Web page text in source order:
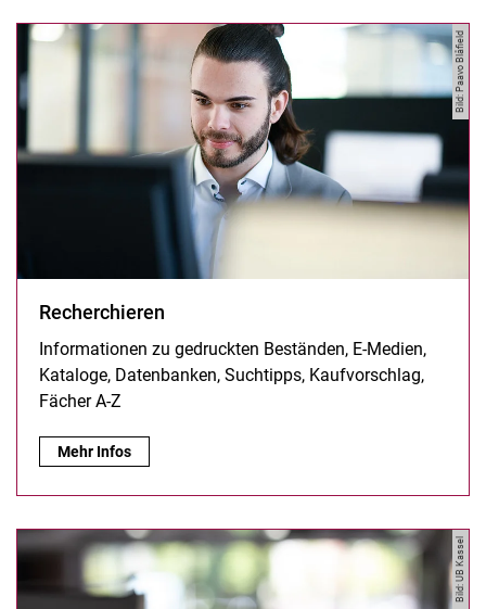
Bild: Paavo Blåfield
Recherchieren
Informationen zu gedruckten Beständen, E-Medien,
Kataloge, Datenbanken, Suchtipps, Kaufvorschlag,
Fächer A-Z
Recherchieren:
Mehr Infos
Bild: UB Kassel